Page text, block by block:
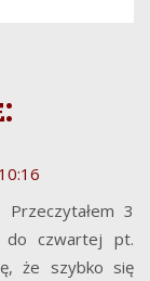
3
do czwartej pt.
że szybko się